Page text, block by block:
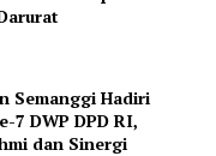
Semanggi Hadiri
7 DWP DPD RI,
dan Sinergi